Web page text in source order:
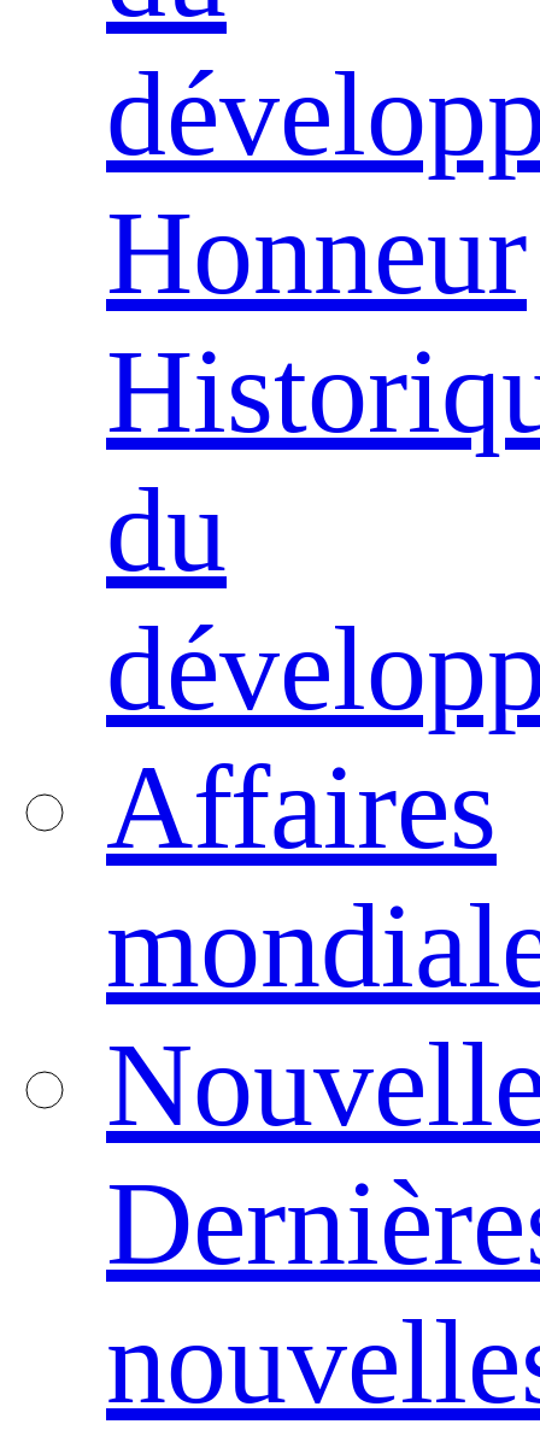
Honneur
du
Affaires